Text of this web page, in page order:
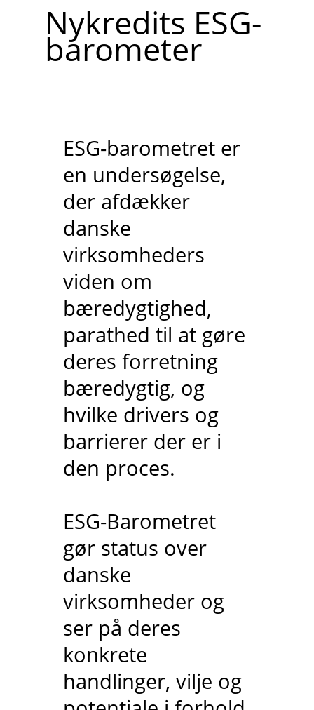
Nykredits ESG-
barometer
ESG-barometret er
en undersøgelse,
der afdækker
danske
virksomheders
viden om
bæredygtighed,
parathed til at gøre
deres forretning
bæredygtig, og
hvilke drivers og
barrierer der er i
den proces.
ESG-Barometret
gør status over
danske
virksomheder og
ser på deres
konkrete
handlinger, vilje og